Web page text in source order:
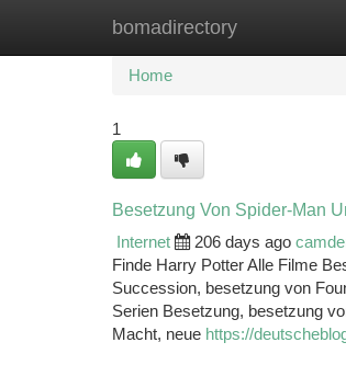
bomadirectory
Home New Site Listings
Home
1
Besetzung Von Spider-Man
Internet
206 days ago
Finde Harry Potter Alle Filme
Succession, besetzung von
Serien Besetzung, besetzung
Macht, neue https://